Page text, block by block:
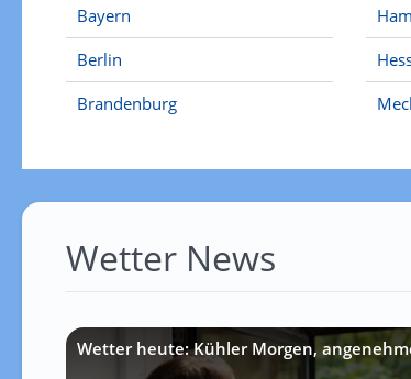
Bayern
Berlin
Brandenburg
Wetter News
Wetter heute: Kühler Morgen,